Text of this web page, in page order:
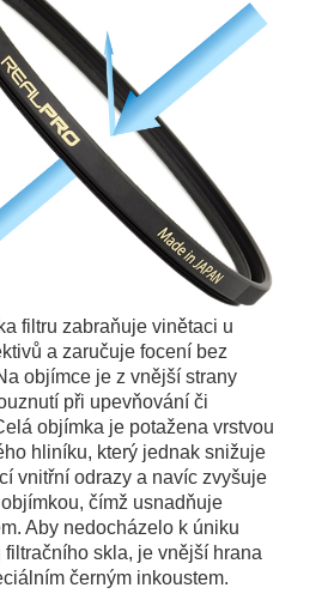
filtru zabraňuje vinětaci u
a zaručuje focení bez
objímce je z vnější strany
při upevňování či
objímka je potažena vrstvou
hliníku, který jednak snižuje
vnitřní odrazy a navíc zvyšuje
čímž usnadňuje
Aby nedocházelo k úniku
filtračního skla, je vnější hrana
černým inkoustem.